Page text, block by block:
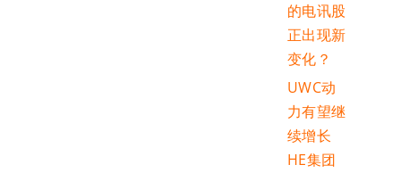
的电讯股
正出现新
变化？
UWC动
力有望继
续增长
HE集团